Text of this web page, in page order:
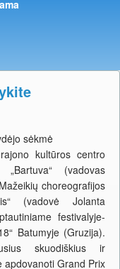
sėkmė
kultūros centro
(vadovas
choreografijos
(vadovė Jolanta
festivalyje-
Batumyje (Gruzija).
skuodiškius ir
apdovanoti Grand Prix